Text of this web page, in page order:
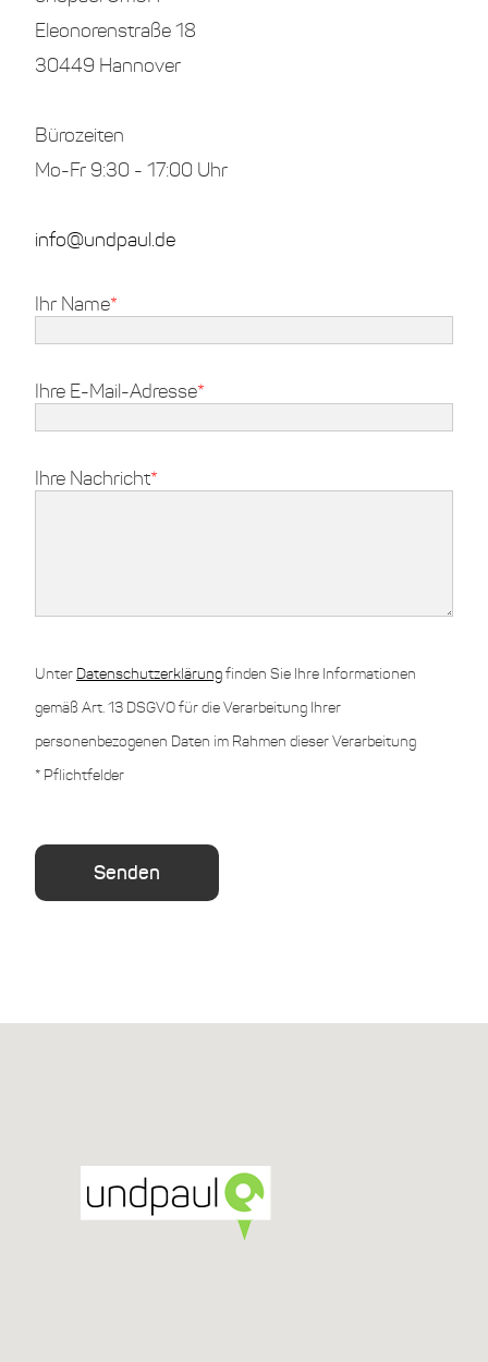
Eleonorenstraße 18
30449 Hannover
Bürozeiten
Mo-Fr 9:30 - 17:00 Uhr
info@undpaul.de
Ihr Name
Ihre E-Mail-Adresse
Ihre Nachricht
Unter Datenschutzerklärungfinden Sie Ihre Informationen
gemäß Art. 13 DSGVO für die Verarbeitung Ihrer
personenbezogenen Daten im Rahmen dieser Verarbeitung
* Pflichtfelder